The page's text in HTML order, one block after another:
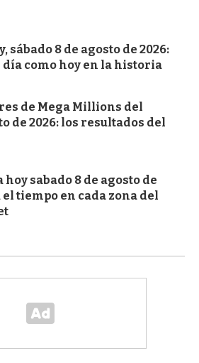
sábado 8 de agosto de 2026:
como hoy en la historia
de Mega Millions del
de 2026: los resultados del
sabado 8 de agosto de
el tiempo en cada zona del